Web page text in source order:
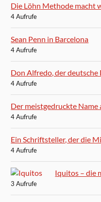
Die Löhn Methode macht
4 Aufrufe
Sean Penn in Barcelona
4 Aufrufe
Don Alfredo, der
4 Aufrufe
Der meistgedruckte
4 Aufrufe
Ein Schriftsteller, der die
4 Aufrufe
Iquitos – die
3 Aufrufe